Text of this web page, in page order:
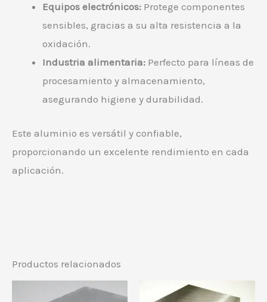
Equipos electrónicos: Protege componentes
sensibles, gracias a su alta resistencia a la
oxidación.
Industria alimentaria: Perfecto para líneas de
procesamiento y almacenamiento,
asegurando higiene y durabilidad.
Este aluminio es versátil y confiable,
proporcionando un excelente rendimiento en cada
aplicación.
Productos relacionados